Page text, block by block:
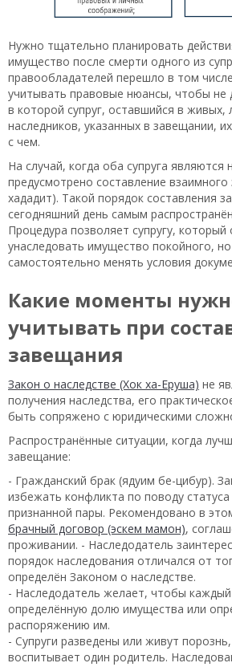
Нужно тщательно планировать
имущество после смерти одного из
правообладателей перешло в том
учитывать правовые нюансы, чтобы не
в которой супруг, оставшийся в живых,
наследников, указанных в завещании,
с чем.
На случай, когда оба супруга являются
предусмотрено составление
хададит). Такой порядок составления
сегодняшний день самым
Процедура позволяет супругу,
унаследовать имущество покойного,
самостоятельно менять условия
Какие моменты
учитывать при
завещания
Закон о наследстве (Хок ха-Еруша) не
получения наследства, его
быть сопряжено с юридическими
Распространённые ситуации, когда
завещание:
- Гражданский брак (ядуим бе-цибур).
избежать конфликта по поводу
признанной пары. Рекомендовано в
брачный договор (эскем мамон),
проживании. - Наследодатель
порядок наследования отличался от
определён Законом о наследстве.
- Наследодатель желает, чтобы каждый
определённую долю имущества или
распоряжению им.
- Супруги разведены или живут
воспитывает один родитель.